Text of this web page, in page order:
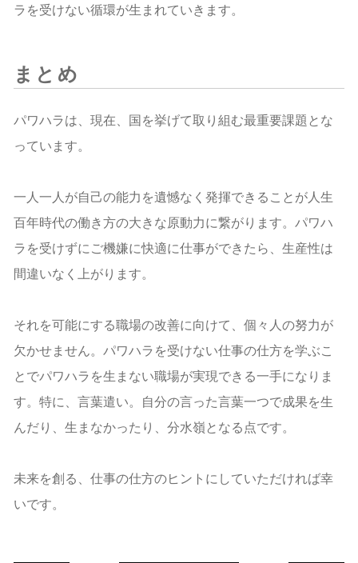
ラを受けない循環が生まれていきます。
まとめ
パワハラは、現在、国を挙げて取り組む最重要課題とな
っています。
一人一人が自己の能力を遺憾なく発揮できることが人生
百年時代の働き方の大きな原動力に繋がります。パワハ
ラを受けずにご機嫌に快適に仕事ができたら、生産性は
間違いなく上がります。
それを可能にする職場の改善に向けて、個々人の努力が
欠かせません。パワハラを受けない仕事の仕方を学ぶこ
とでパワハラを生まない職場が実現できる一手になりま
す。特に、言葉遣い。自分の言った言葉一つで成果を生
んだり、生まなかったり、分水嶺となる点です。
未来を創る、仕事の仕方のヒントにしていただければ幸
いです。